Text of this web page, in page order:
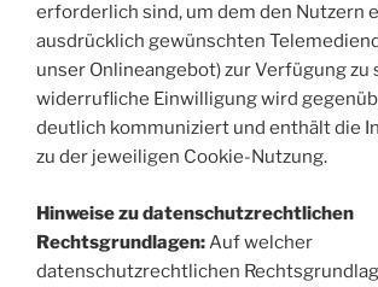
erforderlich sind, um dem den Nutzern
ausdrücklich gewünschten
unser Onlineangebot) zur Verfügung zu
widerrufliche Einwilligung wird
deutlich kommuniziert und enthält die
zu der jeweiligen Cookie-Nutzung.
Hinweise zu datenschutzrechtlichen
Rechtsgrundlagen: Auf welcher
datenschutzrechtlichen